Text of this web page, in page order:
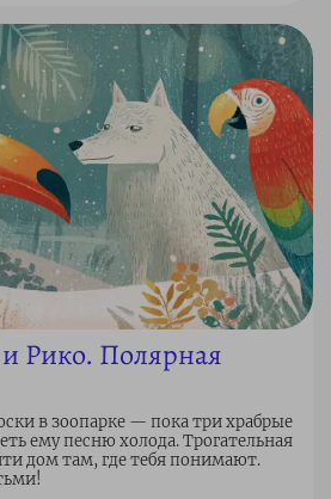
Рико. Полярная
в зоопарке — пока три храбрые
ему песню холода. Трогательная
дом там, где тебя понимают.